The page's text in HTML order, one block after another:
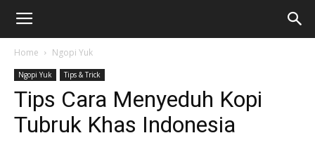
Home Ngopi Yuk
Ngopi Yuk Tips & Trick
Tips Cara Menyeduh Kopi
Tubruk Khas Indonesia